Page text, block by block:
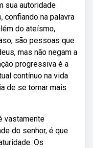
sua autoridade
na palavra
do ateísmo,
são pessoas que
mas não negam a
progressiva é a
contínuo na vida
de se tornar mais
vastamente
do senhor, é que
Os